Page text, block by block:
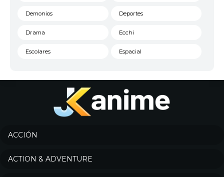
Demonios Deportes
Drama Ecchi
Escolares Espacial
Historico
Josei
ACCIÓN
ACTION & ADVENTURE